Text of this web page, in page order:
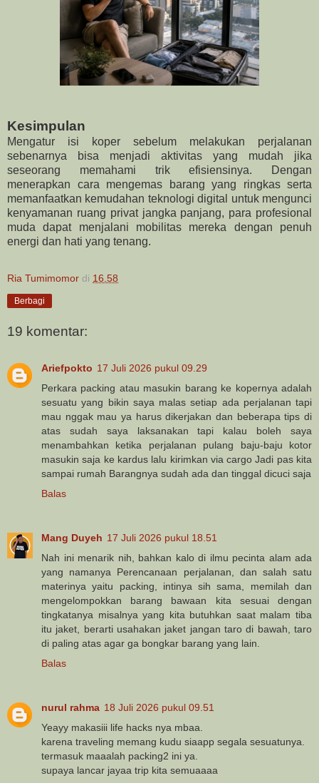
Kesimpulan
Mengatur isi koper sebelum melakukan perjalanan
sebenarnya bisa menjadi aktivitas yang mudah jika
seseorang memahami trik efisiensinya. Dengan
menerapkan cara mengemas barang yang ringkas serta
memanfaatkan kemudahan teknologi digital untuk mengunci
kenyamanan ruang privat jangka panjang, para profesional
muda dapat menjalani mobilitas mereka dengan penuh
energi dan hati yang tenang.
Ria Tumimomor di 16.58
Berbagi
19 komentar:
Ariefpokto 17 Juli 2026 pukul 09.29
Perkara packing atau masukin barang ke kopernya adalah
sesuatu yang bikin saya malas setiap ada perjalanan tapi
mau nggak mau ya harus dikerjakan dan beberapa tips di
atas sudah saya laksanakan tapi kalau boleh saya
menambahkan ketika perjalanan pulang baju-baju kotor
masukin saja ke kardus lalu kirimkan via cargo Jadi pas kita
sampai rumah Barangnya sudah ada dan tinggal dicuci saja
Balas
Mang Duyeh 17 Juli 2026 pukul 18.51
Nah ini menarik nih, bahkan kalo di ilmu pecinta alam ada
yang namanya Perencanaan perjalanan, dan salah satu
materinya yaitu packing, intinya sih sama, memilah dan
mengelompokkan barang bawaan kita sesuai dengan
tingkatanya misalnya yang kita butuhkan saat malam tiba
itu jaket, berarti usahakan jaket jangan taro di bawah, taro
di paling atas agar ga bongkar barang yang lain.
Balas
nurul rahma 18 Juli 2026 pukul 09.51
Yeayy makasiii life hacks nya mbaa.
karena traveling memang kudu siaapp segala sesuatunya.
termasuk maaalah packing2 ini ya.
supaya lancar jayaa trip kita semuaaaa